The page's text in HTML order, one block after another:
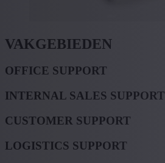
VAKGEBIEDEN
OFFICE SUPPORT
INTERNAL SALES SUPPORT
CUSTOMER SUPPORT
LOGISTICS SUPPORT